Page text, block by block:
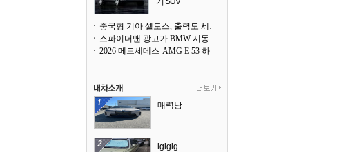
중국형 기아 셀토스, 출력도 세지고 27인치 초대형 디스플레이까지
스파이더맨 광고가 BMW 시동화면을 점령하다, 오너들은 불만
2026 메르세데스-AMG E 53 하이브리드 왜건 시승기
매력남
lglglg